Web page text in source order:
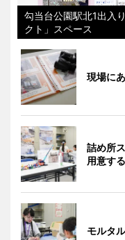
勾当台公園駅北1出入
クト」スペース
現場に
詰め所
用意する
モルタ